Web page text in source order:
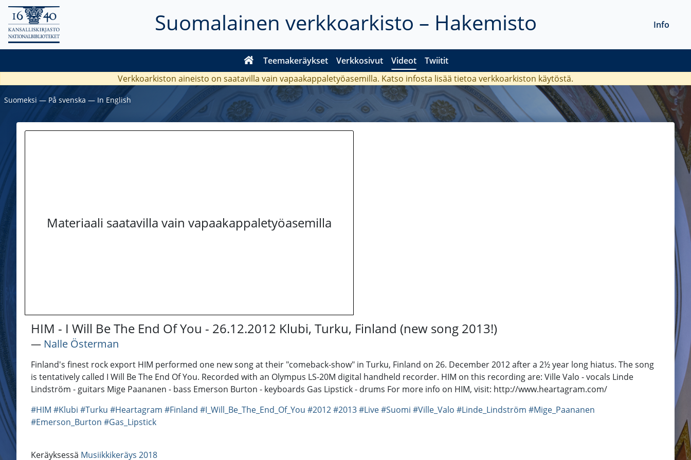
Suomalainen verkkoarkisto – Hakemisto
Teemakeräykset Verkkosivut Videot Twiitit
Info
Verkkoarkiston aineisto on saatavilla vain vapaakappaletyöasemilla. Katso infosta lisää tietoa verkkoarkiston käytöstä.
Suomeksi ― På svenska ― In English
Materiaali saatavilla vain vapaakappaletyöasemilla
HIM - I Will Be The End Of You - 26.12.2012 Klubi, Turku, Finland (new song 2013!)
― Nalle Österman
Finland's finest rock export HIM performed one new song at their "comeback-show" in Turku, Finland on 26. December 2012 after a 2½ year long hiatus. The song
is tentatively called I Will Be The End Of You. Recorded with an Olympus LS-20M digital handheld recorder. HIM on this recording are: Ville Valo - vocals Linde
Lindström - guitars Mige Paananen - bass Emerson Burton - keyboards Gas Lipstick - drums For more info on HIM, visit: http://www.heartagram.com/
#HIM #Klubi #Turku #Heartagram #Finland #I_Will_Be_The_End_Of_You #2012#2013#Live#Suomi #Ville_Valo #Linde_Lindström #Mige_Paananen
#Emerson_Burton #Gas_Lipstick
Keräyksessä Musiikkikeräys 2018